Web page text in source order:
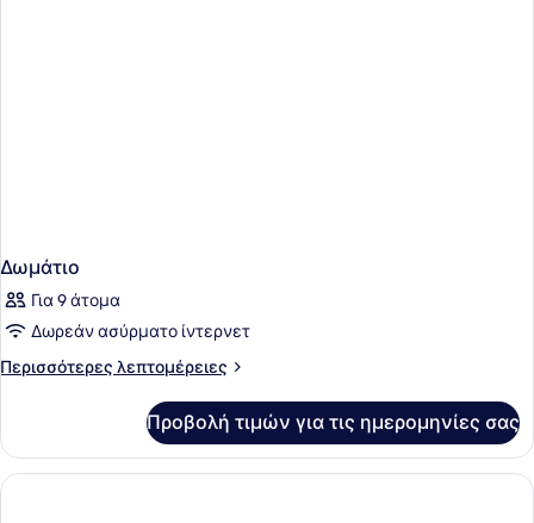
Δωμάτιο
Για 9 άτομα
Δωρεάν ασύρματο ίντερνετ
Περισσότερες λεπτομέρειες
Περισσότερες
Προβολή τιμών για τις ημερομηνίες σας